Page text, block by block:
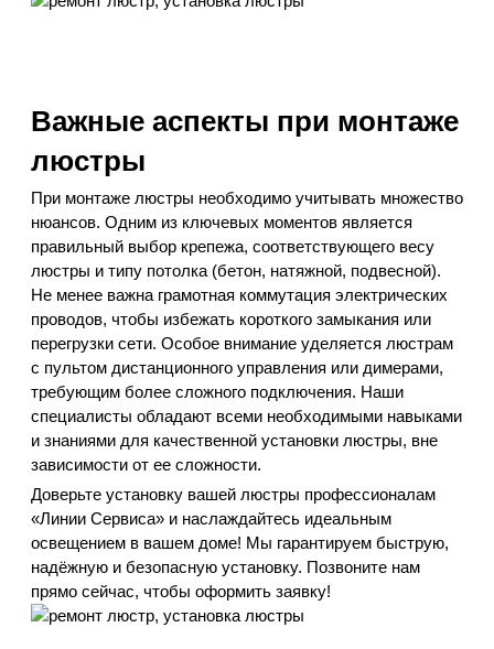
Важные аспекты при монтаже
люстры
При монтаже люстры необходимо учитывать множество
нюансов. Одним из ключевых моментов является
правильный выбор крепежа, соответствующего весу
люстры и типу потолка (бетон, натяжной, подвесной).
Не менее важна грамотная коммутация электрических
проводов, чтобы избежать короткого замыкания или
перегрузки сети. Особое внимание уделяется люстрам
с пультом дистанционного управления или димерами,
требующим более сложного подключения. Наши
специалисты обладают всеми необходимыми навыками
и знаниями для качественной установки люстры, вне
зависимости от ее сложности.
Доверьте установку вашей люстры профессионалам
«Линии Сервиса» и наслаждайтесь идеальным
освещением в вашем доме! Мы гарантируем быструю,
надёжную и безопасную установку. Позвоните нам
прямо сейчас, чтобы оформить заявку!